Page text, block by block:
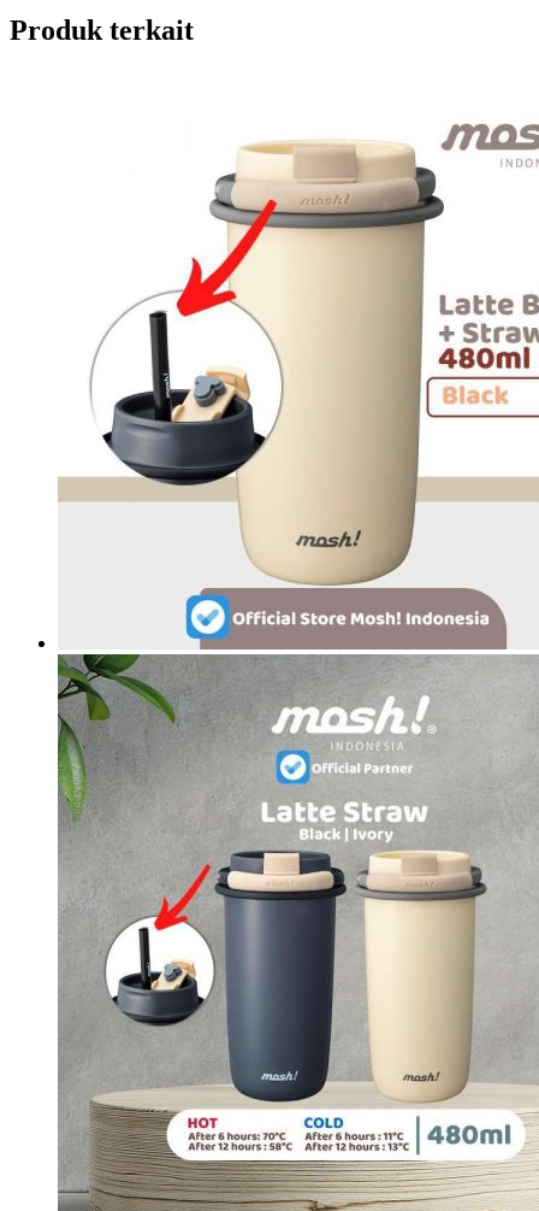
Produk terkait